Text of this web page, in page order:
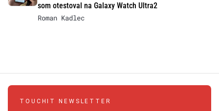
som otestoval na Galaxy Watch Ultra2
Roman Kadlec
TOUCHIT NEWSLETTER